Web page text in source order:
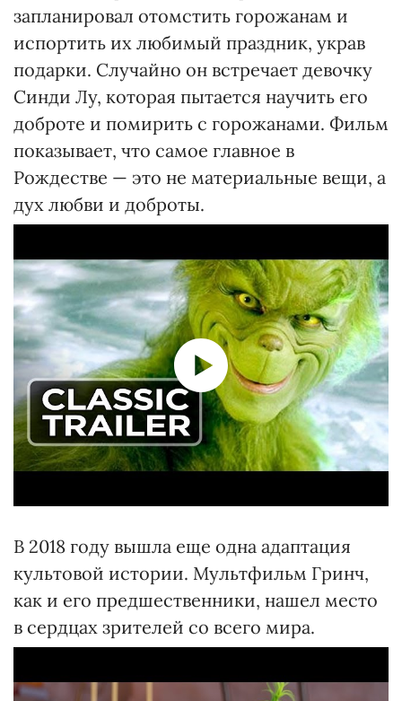
запланировал отомстить горожанам и
испортить их любимый праздник, украв
подарки. Случайно он встречает девочку
Синди Лу, которая пытается научить его
доброте и помирить с горожанами. Фильм
показывает, что самое главное в
Рождестве — это не материальные вещи, а
дух любви и доброты.
В 2018 году вышла еще одна адаптация
культовой истории. Мультфильм Гринч,
как и его предшественники, нашел место
в сердцах зрителей со всего мира.